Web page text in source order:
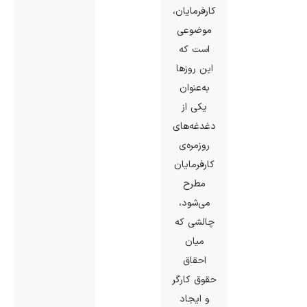
کارفرمایان،
موضوعی
است که
این روزها
به‌عنوان
یکی از
دغدغه‌های
روزمره‌ی
کارفرمایان
مطرح
می‌شود،
چالشی که
میان
احقاق
حقوق کارگر
و ایجاد